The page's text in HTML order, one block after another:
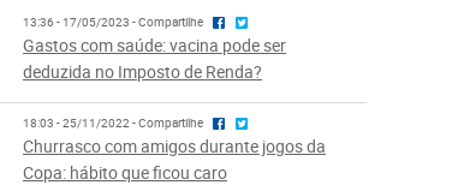
13:36 - 17/05/2023 - Compartilhe
Gastos com saúde: vacina pode ser
deduzida no Imposto de Renda?
18:03 - 25/11/2022 - Compartilhe
Churrasco com amigos durante jogos da
Copa: hábito que ficou caro